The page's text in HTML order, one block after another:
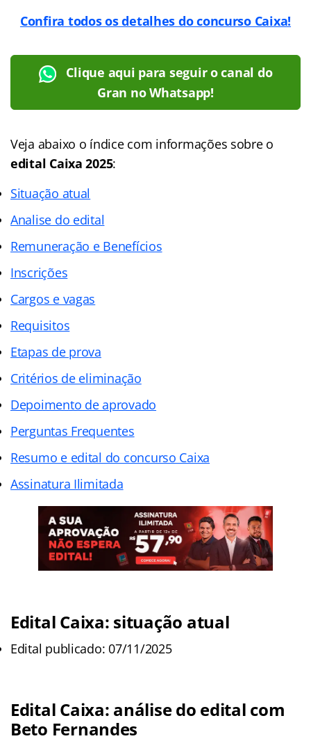
Confira todos os detalhes do concurso Caixa!
Clique aqui para seguir o canal do
Gran no Whatsapp!
Veja abaixo o índicecom informações sobre o
edital Caixa 2025:
Situação atual
Analise do edital
Remuneração e Benefícios
Inscrições
Cargos e vagas
Requisitos
Etapas de prova
Critérios de eliminação
Depoimento de aprovado
Perguntas Frequentes
Resumo e edital do concurso Caixa
Assinatura Ilimitada
Edital Caixa: situação atual
Edital publicado: 07/11/2025
Edital Caixa: análise do edital com
Beto Fernandes